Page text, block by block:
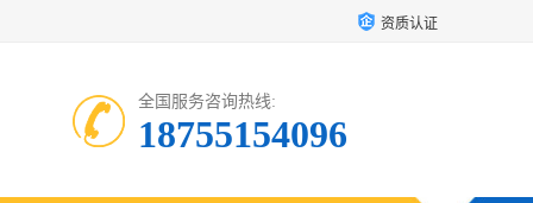
资质认证
全国服务咨询热线:
18755154096